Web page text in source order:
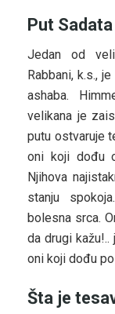
Put
Jedan od
Rabbani, k.s.,
ashaba.
velikana je
putu ostvaruje
oni koji dođu
Njihova
stanju
bolesna srca.
da drugi
oni koji dođu
Šta je